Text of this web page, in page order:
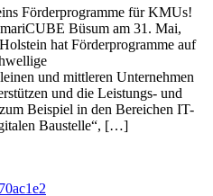
Förderprogramme für KMUs!
Büsum am 31. Mai,
hat Förderprogramme auf
und mittleren Unternehmen
und die Leistungs- und
Beispiel in den Bereichen IT-
Baustelle“, […]